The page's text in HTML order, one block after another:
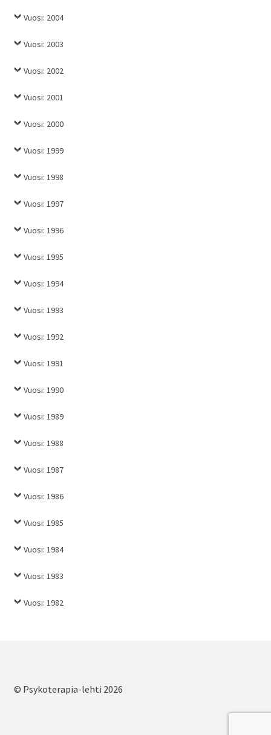
Vuosi: 2004
Vuosi: 2003
Vuosi: 2002
Vuosi: 2001
Vuosi: 2000
Vuosi: 1999
Vuosi: 1998
Vuosi: 1997
Vuosi: 1996
Vuosi: 1995
Vuosi: 1994
Vuosi: 1993
Vuosi: 1992
Vuosi: 1991
Vuosi: 1990
Vuosi: 1989
Vuosi: 1988
Vuosi: 1987
Vuosi: 1986
Vuosi: 1985
Vuosi: 1984
Vuosi: 1983
Vuosi: 1982
© Psykoterapia-lehti 2026